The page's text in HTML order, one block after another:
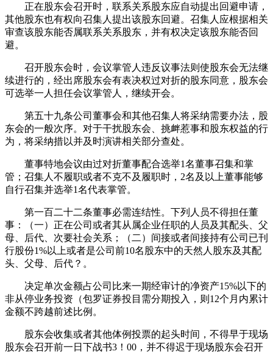
正在股东会召开时，联系关系股东应自动提出回避申请，
其他股东也有权向召集人提出该股东回避。召集人应根据相关
审查该股东能否属联系关系股东，并有权决定该股东能否回
避。
召开股东会时，会议掌管人违反议事法则使股东会无法继
续进行的，经出席股东会有表决权过对折的股东同意，股东会
可选举一人担任会议掌管人，继续开会。
第五十九条公司董事会和其他召集人将采纳需要办法，股
东会的一般次序。对于干扰股东会、挑衅惹事和股东权益的行
为，将采纳措以并及时演讲相关部分查处。
董事特地会议由过对折董事配合选举1名董事召集和掌
管；召集人不履职或者不克不及履职时，2名及以上董事能够
自行召集并选举1名代表掌管。
第一百二十二条董事必需连结性。下列人员不得担任董
事：（一）正在公司或者其从属企业任职的人员及其配头、父
母、后代、次要社会关系；（二）间接或者间接持有公司已刊
行股份1%以上或者是公司前10名股东中的天然人股东及其配
头、父母、后代？。
决定单次金额占公司比来一期经审计的净资产15%以下的
非从停业务投资（包罗证券投目需分期投入，则12个月内累计
金额不跨越前述比例。
股东会收集或者其他体例投票的起头时间，不得早于现场
股东会召开前一日下战书3！00，并不得迟于现场股东会召开